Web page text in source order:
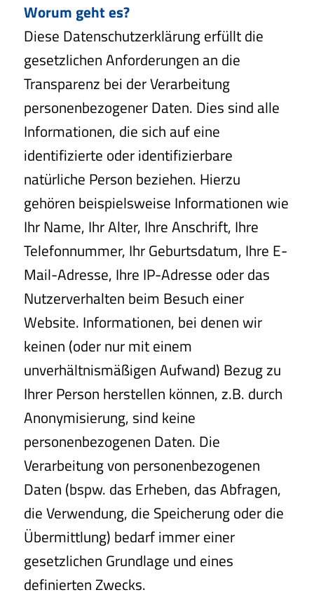
Worum geht es?
Diese Datenschutzerklärung erfüllt die
gesetzlichen Anforderungen an die
Transparenz bei der Verarbeitung
personenbezogener Daten. Dies sind alle
Informationen, die sich auf eine
identifizierte oder identifizierbare
natürliche Person beziehen. Hierzu
gehören beispielsweise Informationen wie
Ihr Name, Ihr Alter, Ihre Anschrift, Ihre
Telefonnummer, Ihr Geburtsdatum, Ihre E-
Mail-Adresse, Ihre IP-Adresse oder das
Nutzerverhalten beim Besuch einer
Website. Informationen, bei denen wir
keinen (oder nur mit einem
unverhältnismäßigen Aufwand) Bezug zu
Ihrer Person herstellen können, z.B. durch
Anonymisierung, sind keine
personenbezogenen Daten. Die
Verarbeitung von personenbezogenen
Daten (bspw. das Erheben, das Abfragen,
die Verwendung, die Speicherung oder die
Übermittlung) bedarf immer einer
gesetzlichen Grundlage und eines
definierten Zwecks.